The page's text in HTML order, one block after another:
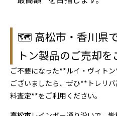
🗺️ 高松市・香川県
トン製品のご売却を
ご不要になった**ルイ・ヴィト
ございましたら、ぜひ**トレリ
料査定**をご利用ください。